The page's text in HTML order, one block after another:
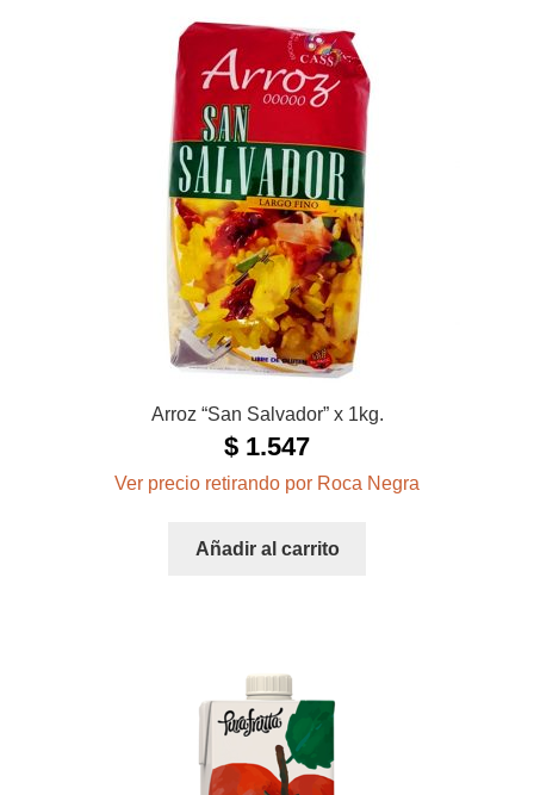
Arroz “San Salvador” x 1kg.
$ 1.547
Ver precio retirando por Roca Negra
Añadir al carrito